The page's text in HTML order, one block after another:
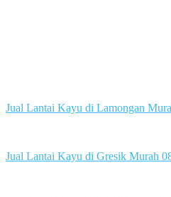
Jual Lantai Kayu di Lamongan
Jual Lantai Kayu di Gresik Murah